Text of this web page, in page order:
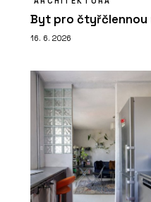
Byt pro čtyřčlennou
16. 6. 2026